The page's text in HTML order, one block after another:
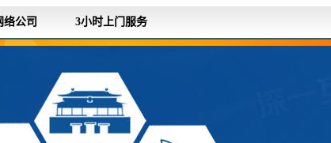
络公司 3小时上门服务